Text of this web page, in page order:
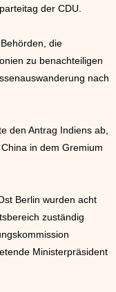
der CDU.
die
zu benachteiligen
nach
den Antrag Indiens ab,
in dem Gremium
Berlin wurden acht
zuständig
Ministerpräsident